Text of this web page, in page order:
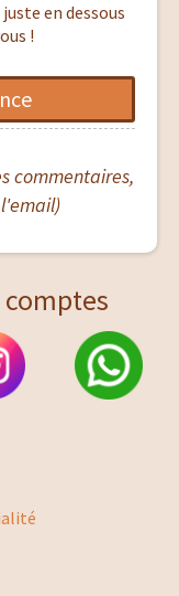
en dessous
!
commentaires,